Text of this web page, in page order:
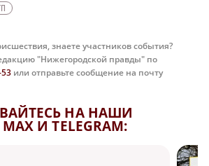
знаете участников события?
"Нижегородской правды" по
или отправьте сообщение на почту
НА НАШИ
И TELEGRAM: